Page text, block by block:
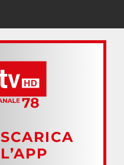
SCARICA
L’APP